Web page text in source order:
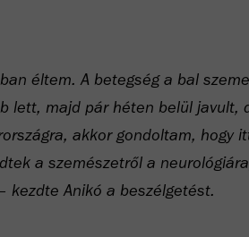
éltem. A betegség a bal
lett, majd pár héten belül javult,
akkor gondoltam, hogy
a szemészetről a
kezdte Anikó a beszélgetést.